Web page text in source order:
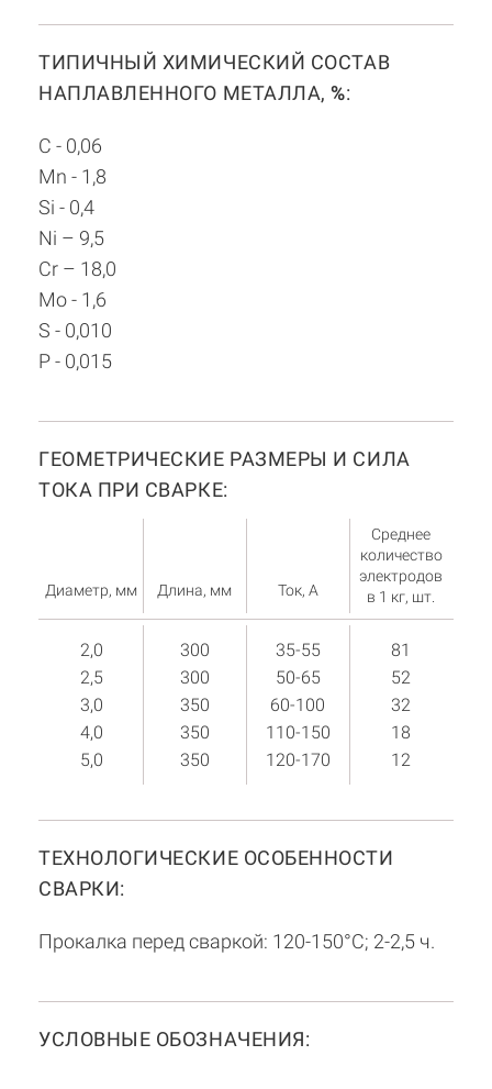
ТИПИЧНЫЙ ХИМИЧЕСКИЙ СОСТАВ
НАПЛАВЛЕННОГО МЕТАЛЛА,%:
C - 0,06
Mn - 1,8
Si - 0,4
Ni – 9,5
Cr – 18,0
Мо - 1,6
S - 0,010
P - 0,015
ГЕОМЕТРИЧЕСКИЕ РАЗМЕРЫ И СИЛА
ТОКА ПРИ СВАРКЕ:
Диаметр, мм Длина, мм Ток, А
Среднее
количество
электродов
в 1 кг, шт.
2,0
2,5
3,0
4,0
5,0
300
300
350
350
350
35-55
50-65
60-100
110-150
120-170
81
52
32
18
12
ТЕХНОЛОГИЧЕСКИЕ ОСОБЕННОСТИ
СВАРКИ:
Прокалка перед сваркой: 120-150°С; 2-2,5 ч.
УСЛОВНЫЕ ОБОЗНАЧЕНИЯ: